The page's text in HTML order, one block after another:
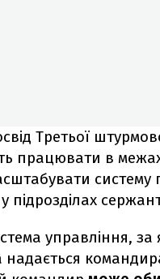
Третьої
працювати в
систему
підрозділах
управління, за
надається